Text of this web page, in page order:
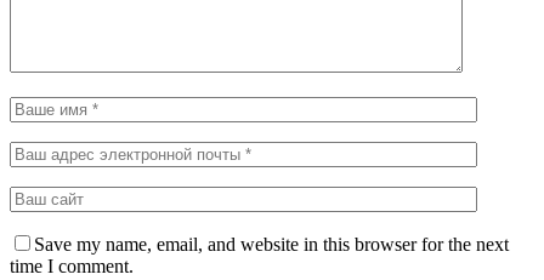
Save my name, email, and website in this browser for the next
time I comment.